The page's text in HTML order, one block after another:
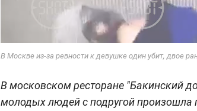
В Москве из-за ревности к девушке один убит, двое
В московском ресторане "Бакинский
молодых людей с подругой произошла